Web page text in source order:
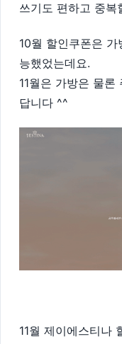
쓰기도 편하고 중
10월 할인쿠폰은
능했었는데요.
11월은 가방은 물론
답니다 ^^
11월 제이에스티나